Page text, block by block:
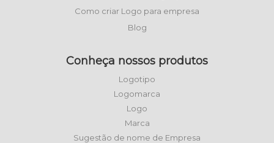
Como criar Logo para empresa
Blog
Conheça nossos produtos
Logotipo
Logomarca
Logo
Marca
Sugestão de nome de Empresa